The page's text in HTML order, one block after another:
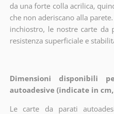
da una forte colla acrilica,
che non aderiscano alla
inchiostro, le nostre carte da
resistenza superficiale e
Dimensioni disponibili
autoadesive (indicate in
Le carte da parati